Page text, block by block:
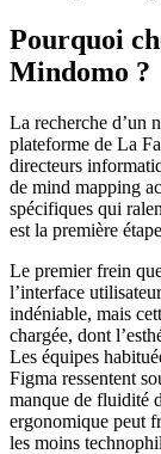
Pourquoi
Mindomo ?
La recherche d’un
plateforme de La
directeurs
de mind mapping
spécifiques qui
est la première
Le premier frein
l’interface
indéniable, mais
chargée, dont
Les équipes
Figma ressentent
manque de fluidité
ergonomique peut
les moins